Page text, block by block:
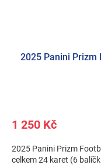
2025 Panini Prizm
1 250 Kč
2025 Panini Prizm
celkem 24 karet (6